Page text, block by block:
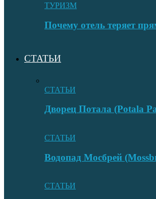
ТУРИЗМ
Почему отель теряет
СТАТЬИ
СТАТЬИ
Дворец Потала (Potala
СТАТЬИ
Водопад Мосбрей
СТАТЬИ